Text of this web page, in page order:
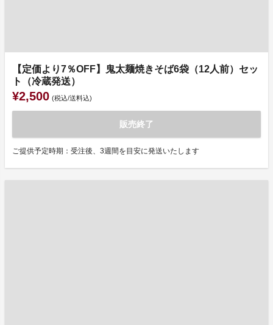
【定価より7％OFF】鬼太麺焼きそば6袋（12人前）セッ
ト（冷蔵発送）
¥2,500 (税込/送料込)
販売終了
ご提供予定時期：受注後、3週間を目安に発送いたします